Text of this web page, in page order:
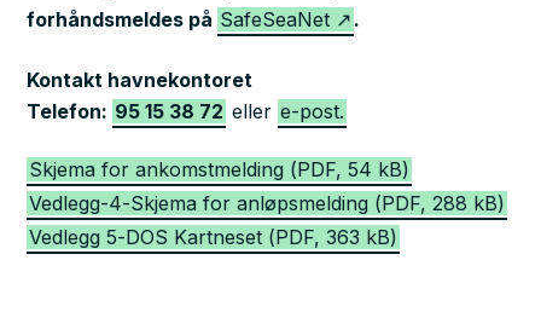
forhåndsmeldes på SafeSeaNet .
Kontakt havnekontoret
Telefon: 95 15 38 72 eller e-post.
Skjema for ankomstmelding (PDF, 54 kB)
Vedlegg-4-Skjema for anløpsmelding (PDF, 288 kB)
Vedlegg 5-DOS Kartneset (PDF, 363 kB)